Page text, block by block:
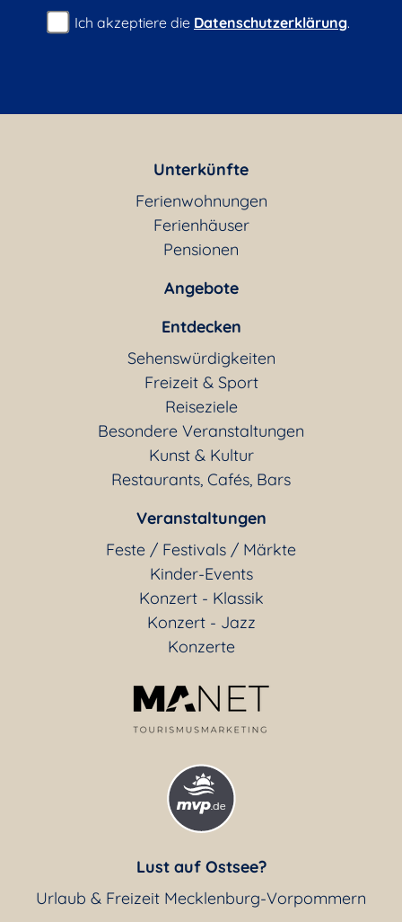
Ich akzeptiere die Datenschutzerklärung.
Unterkünfte
Ferienwohnungen
Ferienhäuser
Pensionen
Angebote
Entdecken
Sehenswürdigkeiten
Freizeit & Sport
Reiseziele
Besondere Veranstaltungen
Kunst & Kultur
Restaurants, Cafés, Bars
Veranstaltungen
Feste / Festivals / Märkte
Kinder-Events
Konzert - Klassik
Konzert - Jazz
Konzerte
Lust auf Ostsee?
Urlaub & Freizeit Mecklenburg-Vorpommern